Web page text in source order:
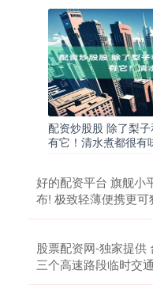
配资炒股股 除了梨
有它！清水煮都很有
好的配资平台 旗舰小
布! 极致轻薄便携更
股票配资网-独家提供
三个高速路段临时交